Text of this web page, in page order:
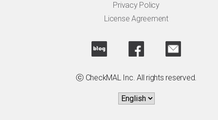
Privacy Policy
License Agreement
ⓒ CheckMAL Inc. All rights reserved.